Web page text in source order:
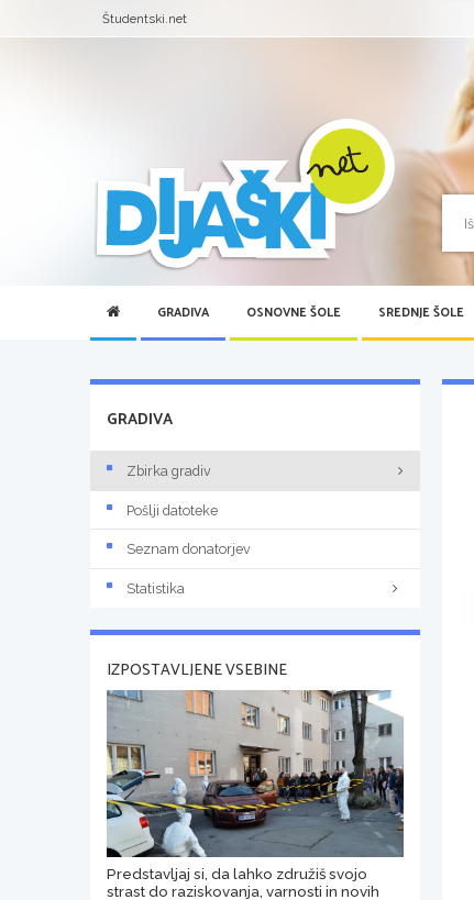
Študentski.net
GRADIVA OSNOVNE ŠOLE SREDNJE ŠOLE
GRADIVA
Zbirka gradiv
Pošlji datoteke
Seznam donatorjev
Statistika
IZPOSTAVLJENE VSEBINE
Predstavljaj si, da lahko združiš svojo
strast do raziskovanja, varnosti in novih